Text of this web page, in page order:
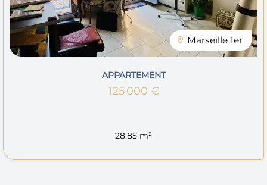
Marseille 1er
APPARTEMENT
125 000 €
28.85 m²